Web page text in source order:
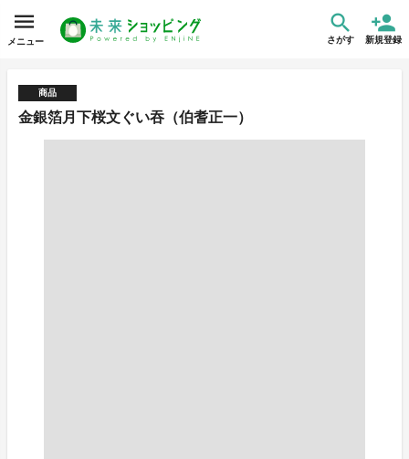
メニュー さがす 新規登録
商品
金銀箔月下桜文ぐい吞（伯耆正一）